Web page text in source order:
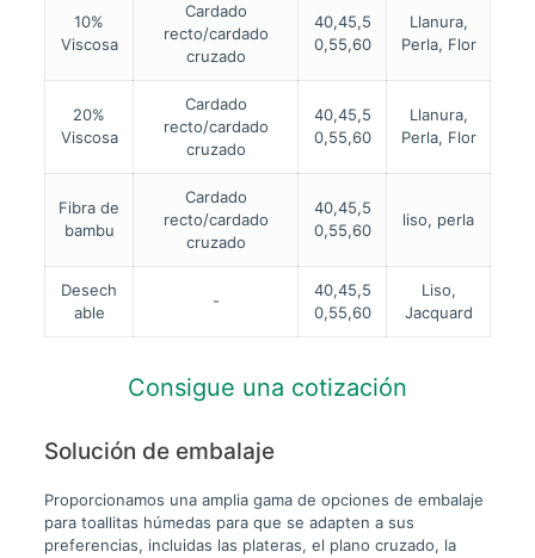
10%
Viscosa
Cardado
recto/cardado
cruzado
40,45,5
0,55,60
Llanura,
Perla, Flor
20%
Viscosa
Cardado
recto/cardado
cruzado
40,45,5
0,55,60
Llanura,
Perla, Flor
Fibra de
bambu
Cardado
recto/cardado
cruzado
40,45,5
0,55,60
liso, perla
Desech
able
-
40,45,5
0,55,60
Liso,
Jacquard
Consigue una cotización
Solución de embalaje
Proporcionamos una amplia gama de opciones de embalaje
para toallitas húmedas para que se adapten a sus
preferencias, incluidas las plateras, el plano cruzado, la